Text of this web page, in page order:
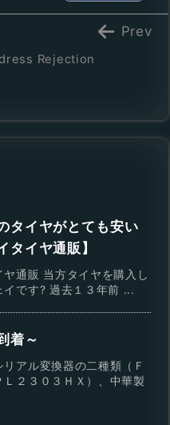
Rejection
Prev
タイヤがとても安い
タイヤ通販】
ヤ通販 当方タイヤを購入し
イです? 過去１３年前 ...
着～
リアル変換器の二種類（Ｆ
Ｌ２３０３ＨＸ）、中華製